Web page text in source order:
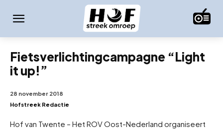
Fietsverlichtingcampagne “Light
it up!”
28 november 2018
Hofstreek Redactie
Hof van Twente – Het ROV Oost-Nederland organiseert